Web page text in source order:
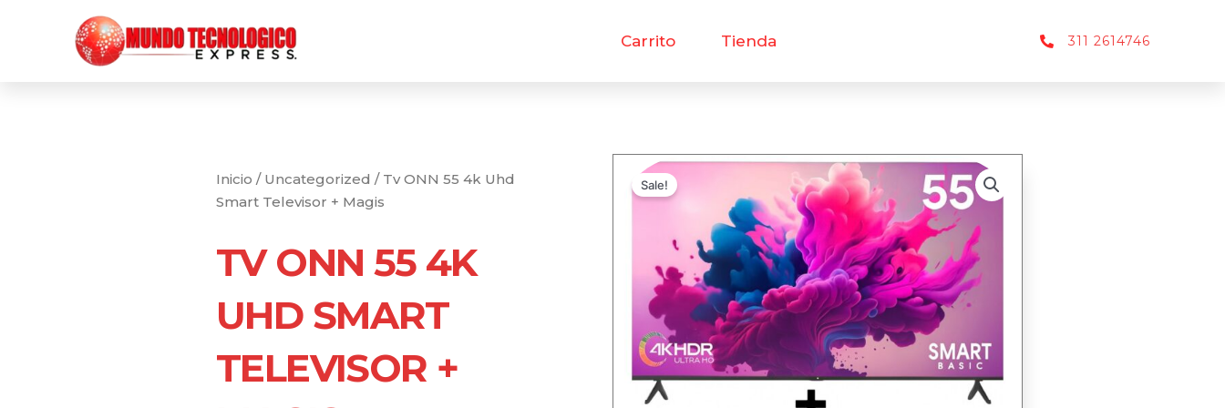
Carrito Tienda 311 2614746
Inicio / Uncategorized / Tv ONN 55 4k Uhd
Smart Televisor + Magis
TV ONN 55 4K
UHD SMART
TELEVISOR +
Sale!